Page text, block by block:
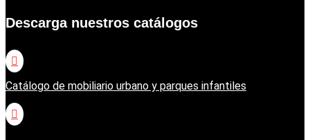
Descarga nuestros catálogos

Catálogo de mobiliario urbano y parques infantiles
